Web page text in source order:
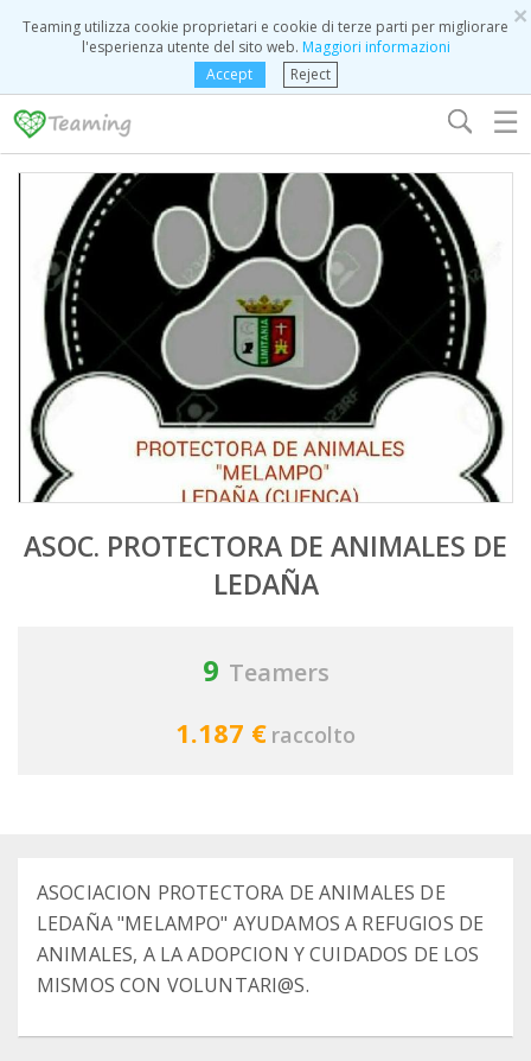
×
Teaming utilizza cookie proprietari e cookie di terze parti per migliorare
l'esperienza utente del sito web. Maggiori informazioni
Accept
Reject
☰
ASOC. PROTECTORA DE ANIMALES DE
LEDAÑA
9 Teamers
1.187 € raccolto
ASOCIACION PROTECTORA DE ANIMALES DE
LEDAÑA "MELAMPO" AYUDAMOS A REFUGIOS DE
ANIMALES, A LA ADOPCION Y CUIDADOS DE LOS
MISMOS CON VOLUNTARI@S.